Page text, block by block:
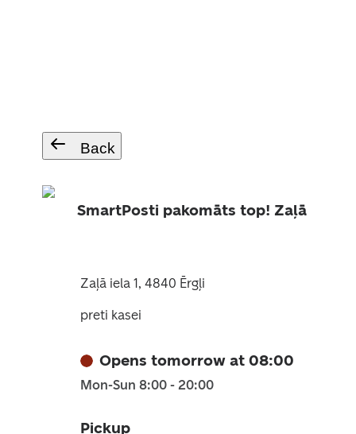
Back
SmartPosti pakomāts top! Zaļā
Zaļā iela 1, 4840 Ērgļi
preti kasei
Opens tomorrow at 08:00
Mon-Sun 8:00 - 20:00
Pickup